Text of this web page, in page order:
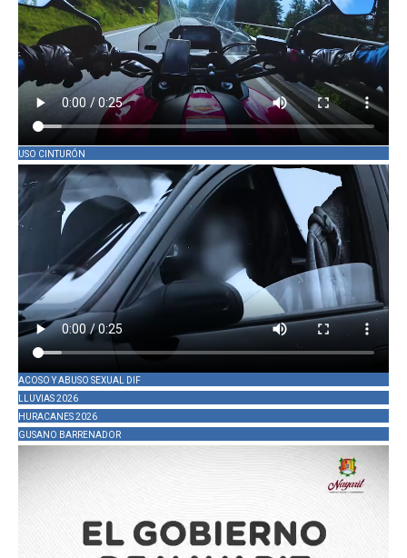
USO CINTURÓN
ACOSO Y ABUSO SEXUAL DIF
LLUVIAS 2026
HURACANES 2026
GUSANO BARRENADOR